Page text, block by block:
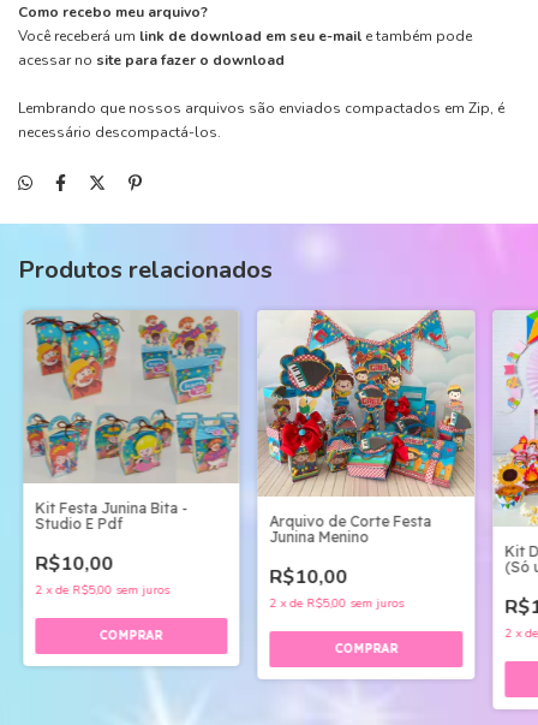
Como recebo meu arquivo?
Você receberá um link de download em seu e-mail e também pode
acessar no site para fazer o download
Lembrando que nossos arquivos são enviados compactados em Zip, é
necessário descompactá-los.
Produtos relacionados
Kit Festa Junina Bita -
Studio E Pdf
R$10,00
2 xde R$5,00 sem juros
Arquivo de Corte Festa
Junina Menino
R$10,00
2 xde R$5,00 sem juros
Kit
(Só
2 x